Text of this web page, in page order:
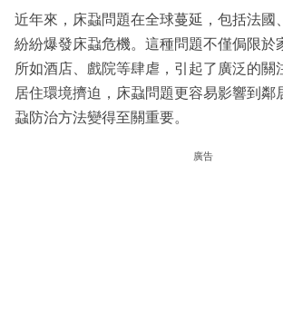
近年來，床蝨問題在全球蔓延，包括法國
紛紛爆發床蝨危機。這種問題不僅侷限於
所如酒店、戲院等肆虐，引起了廣泛的關
居住環境擠迫，床蝨問題更容易影響到鄰
蝨防治方法變得至關重要。
廣告